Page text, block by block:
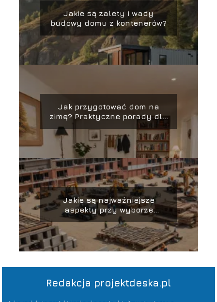
Jakie są zalety i wady
budowy domu z kontenerów?
Jak przygotować dom na
zimę? Praktyczne porady dla
Jakie są najważniejsze
aspekty przy wyborze
materiałów budowlanych?
Redakcja projektdeska.pl